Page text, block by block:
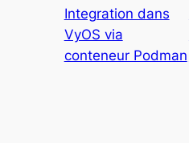
Integration dans
VyOS via
conteneur Podman